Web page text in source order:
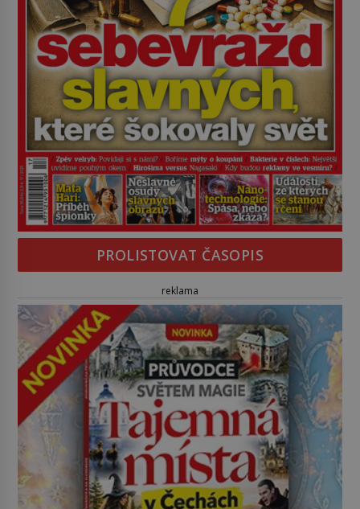
PROLISTOVAT ČASOPIS
reklama